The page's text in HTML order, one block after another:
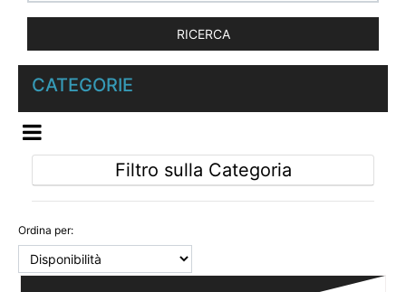
CATEGORIE
OPEN MENU
Filtro sulla Categoria
Ordina per: